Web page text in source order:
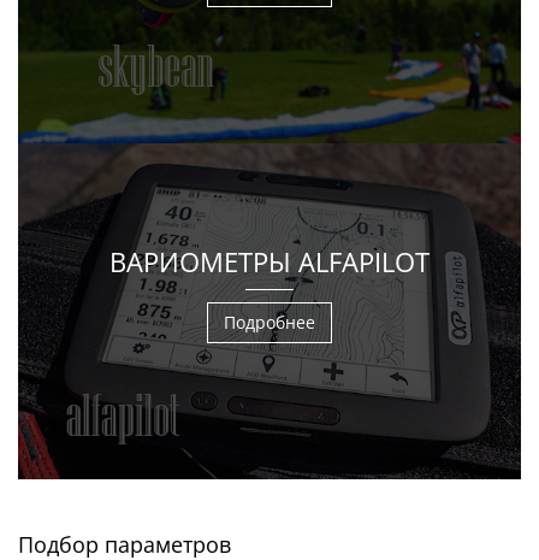
ВАРИОМЕТРЫ ALFAPILOT
Подробнее
Подбор параметров